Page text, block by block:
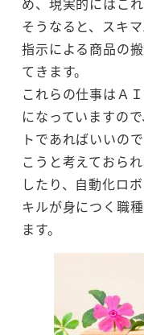
そうなると、スキ
指示による商品の
てきます。
これらの仕事はＡ
になっていますの
トであればいいの
こうと考えておら
したり、自動化ロ
キルが身につく職
ます。